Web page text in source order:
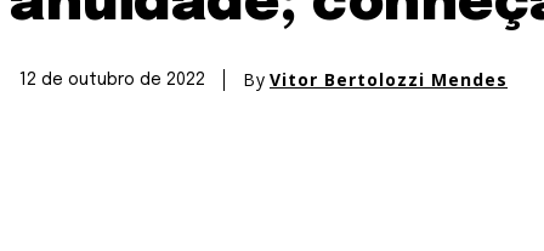
12 de outubro de 2022 By Vitor Bertolozzi Mendes